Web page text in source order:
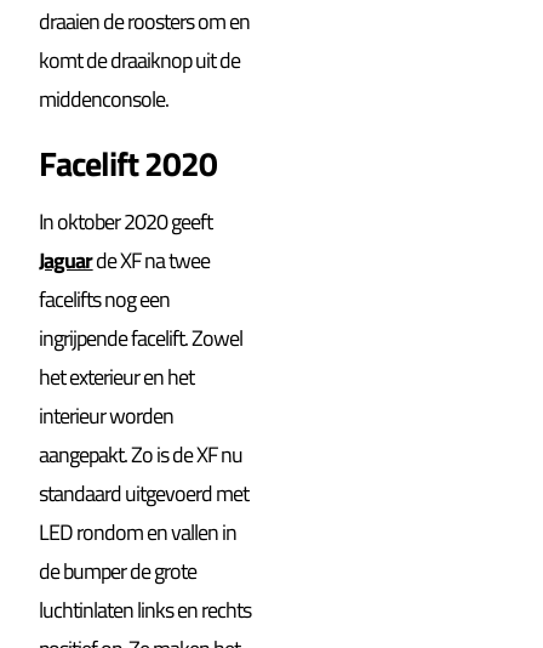
draaien de roosters om en
komt de draaiknop uit de
middenconsole.
Facelift 2020
In oktober 2020 geeft
Jaguarde XF na twee
facelifts nog een
ingrijpende facelift. Zowel
het exterieur en het
interieur worden
aangepakt. Zo is de XF nu
standaard uitgevoerd met
LED rondom en vallen in
de bumper de grote
luchtinlaten links en rechts